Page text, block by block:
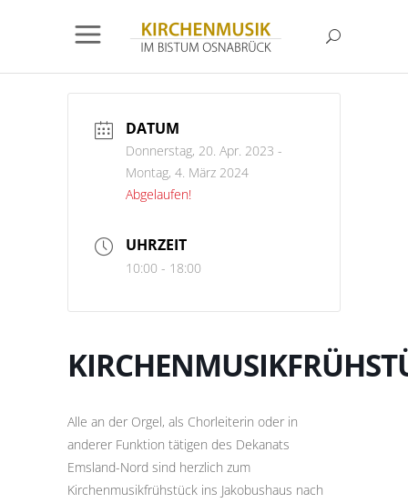
DATUM
Donnerstag, 20. Apr. 2023 -
Montag, 4. März 2024
Abgelaufen!
UHRZEIT
10:00 - 18:00
Alle an der Orgel, als Chorleiterin oder in
anderer Funktion tätigen des Dekanats
Emsland-Nord sind herzlich zum
Kirchenmusikfrühstück ins Jakobushaus nach